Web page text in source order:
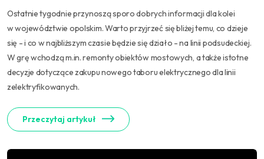
Ostatnie tygodnie przynoszą sporo dobrych informacji dla kolei
w województwie opolskim. Warto przyjrzeć się bliżej temu, co dzieje
się - i co w najbliższym czasie będzie się działo - na linii podsudeckiej.
W grę wchodzą m.in. remonty obiektów mostowych, a także istotne
decyzje dotyczące zakupu nowego taboru elektrycznego dla linii
zelektryfikowanych.
Przeczytaj artykuł